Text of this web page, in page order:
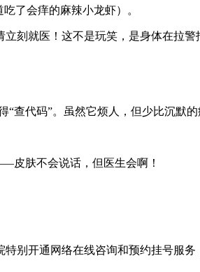
了会痒的麻辣小龙虾）。
刻就医！这不是玩笑，是身体在拉警
代码”。虽然它烦人，但少比沉默
皮肤不会说话，但医生会啊！
别开通网络在线咨询和预约挂号服